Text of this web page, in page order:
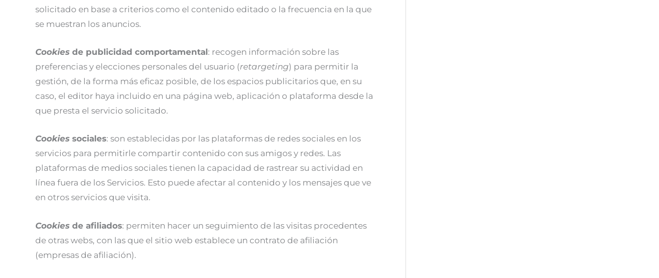
solicitado en base a criterios como el contenido editado o la frecuencia en la que
se muestran los anuncios.
Cookies de publicidad comportamental: recogen información sobre las
preferencias y elecciones personales del usuario (retargeting) para permitir la
gestión, de la forma más eficaz posible, de los espacios publicitarios que, en su
caso, el editor haya incluido en una página web, aplicación o plataforma desde la
que presta el servicio solicitado.
Cookies sociales: son establecidas por las plataformas de redes sociales en los
servicios para permitirle compartir contenido con sus amigos y redes. Las
plataformas de medios sociales tienen la capacidad de rastrear su actividad en
línea fuera de los Servicios. Esto puede afectar al contenido y los mensajes que ve
en otros servicios que visita.
Cookies de afiliados: permiten hacer un seguimiento de las visitas procedentes
de otras webs, con las que el sitio web establece un contrato de afiliación
(empresas de afiliación).